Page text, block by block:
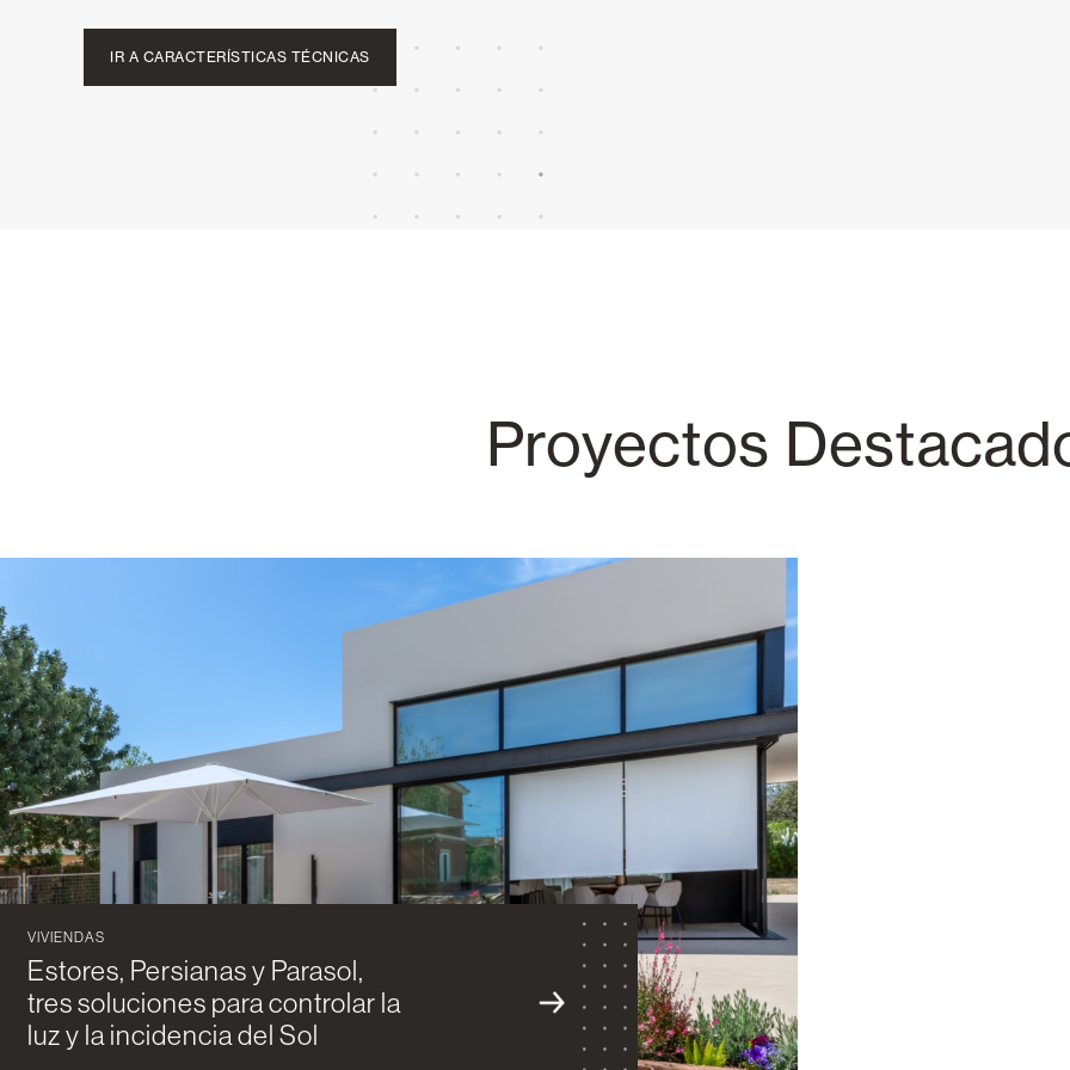
IR A CARACTERÍSTICAS TÉCNICAS
Proyectos
VIVIENDAS
Estores, Persianas y Parasol,
tres soluciones para controlar la
luz y la incidencia del Sol